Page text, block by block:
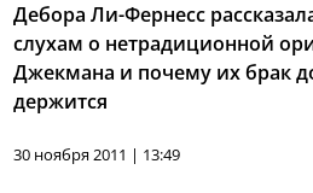
Дебора Ли-Фернесс
слухам о нетрадиционной
Джекмана и почему их брак
держится
30 ноября 2011 | 13:49